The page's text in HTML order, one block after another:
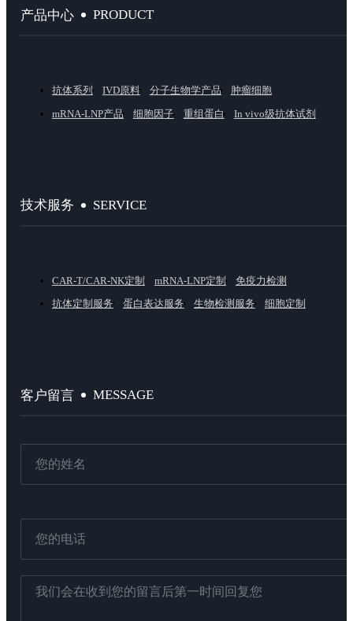
产品中心 PRODUCT
抗体系列 IVD原料 分子生物学产品
肿瘤细胞
mRNA-LNP产品
细胞因子 重组蛋白 In vivo级抗体试剂
技术服务 SERVICE
CAR-T/CAR-NK定制 mRNA-LNP定制
免疫力检测
抗体定制服务
蛋白表达服务 生物检测服务 细胞定制
客户留言 MESSAGE